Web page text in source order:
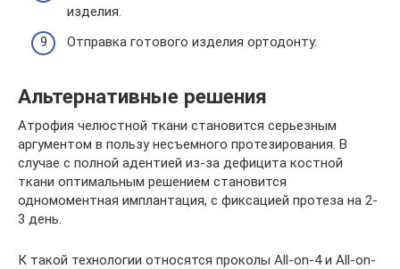
изделия.
Отправка готового изделия ортодонту.
Альтернативные решения
Атрофия челюстной ткани становится серьезным
аргументом в пользу несъемного протезирования. В
случае с полной адентией из-за дефицита костной
ткани оптимальным решением становится
одномоментная имплантация, с фиксацией протеза на 2-
3 день.
К такой технологии относятся проколы All-on-4 и All-on-